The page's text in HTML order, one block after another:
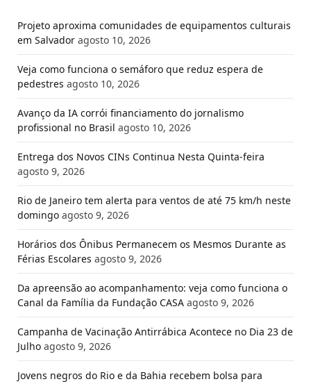
Projeto aproxima comunidades de equipamentos culturais
em Salvador agosto 10, 2026
Veja como funciona o semáforo que reduz espera de
pedestres agosto 10, 2026
Avanço da IA corrói financiamento do jornalismo
profissional no Brasil agosto 10, 2026
Entrega dos Novos CINs Continua Nesta Quinta-feira
agosto 9, 2026
Rio de Janeiro tem alerta para ventos de até 75 km/h neste
domingo agosto 9, 2026
Horários dos Ônibus Permanecem os Mesmos Durante as
Férias Escolares agosto 9, 2026
Da apreensão ao acompanhamento: veja como funciona o
Canal da Família da Fundação CASA agosto 9, 2026
Campanha de Vacinação Antirrábica Acontece no Dia 23 de
Julho agosto 9, 2026
Jovens negros do Rio e da Bahia recebem bolsa para